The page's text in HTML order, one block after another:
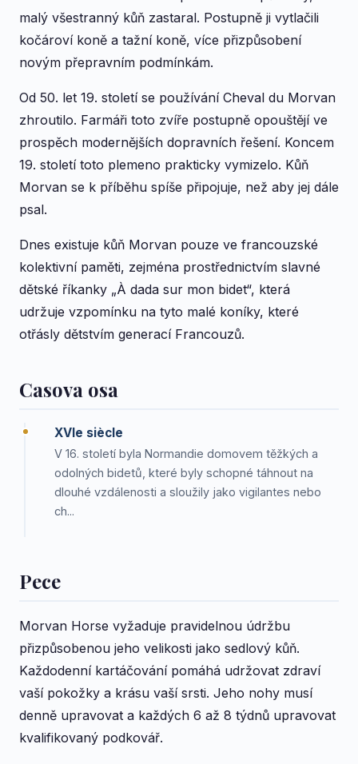
malý všestranný kůň zastaral. Postupně ji vytlačili
kočároví koně a tažní koně, více přizpůsobení
novým přepravním podmínkám.
Od 50. let 19. století se používání Cheval du Morvan
zhroutilo. Farmáři toto zvíře postupně opouštějí ve
prospěch modernějších dopravních řešení. Koncem
19. století toto plemeno prakticky vymizelo. Kůň
Morvan se k příběhu spíše připojuje, než aby jej dále
psal.
Dnes existuje kůň Morvan pouze ve francouzské
kolektivní paměti, zejména prostřednictvím slavné
dětské říkanky „À dada sur mon bidet“, která
udržuje vzpomínku na tyto malé koníky, které
otřásly dětstvím generací Francouzů.
Casova osa
XVIe siècle
V 16. století byla Normandie domovem těžkých a
odolných bidetů, které byly schopné táhnout na
dlouhé vzdálenosti a sloužily jako vigilantes nebo
ch...
Pece
Morvan Horse vyžaduje pravidelnou údržbu
přizpůsobenou jeho velikosti jako sedlový kůň.
Každodenní kartáčování pomáhá udržovat zdraví
vaší pokožky a krásu vaší srsti. Jeho nohy musí
denně upravovat a každých 6 až 8 týdnů upravovat
kvalifikovaný podkovář.